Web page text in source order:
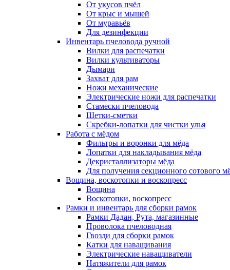
От укусов пчёл
От крыс и мышей
От муравьёв
Для дезинфекции
Инвентарь пчеловода ручной
Вилки для распечатки
Вилки культиваторы
Дымари
Захват для рам
Ножи механические
Электрические ножи для распечатки
Стамески пчеловода
Щетки-сметки
Скребки-лопатки для чистки улья
Работа с мёдом
Фильтры и воронки для мёда
Лопатки для накладывания мёда
Декристаллизаторы мёда
Для получения секционного сотового
Вощина, воскотопки и воскопресс
Вощина
Воскотопки, воскопресс
Рамки и инвентарь для сборки рамок
Рамки Дадан, Рута, магазинные
Проволока пчеловодная
Гвозди для сборки рамок
Катки для наващивания
Электрические наващиватели
Натяжители для рамок